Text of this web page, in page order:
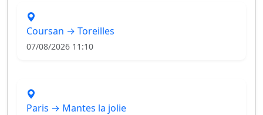
Coursan → Toreilles
07/08/2026 11:10
Paris → Mantes la jolie